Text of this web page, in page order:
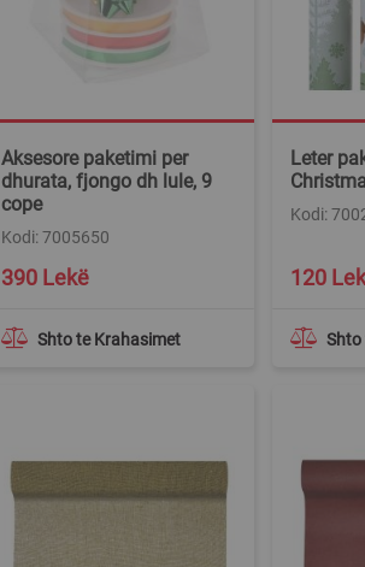
Aksesore paketimi per
dhurata, fjongo dh lule, 9
cope
Kodi: 7005650
Shto te Krahasimet
390 Lekë
Leter
Kodi:
Shto
120